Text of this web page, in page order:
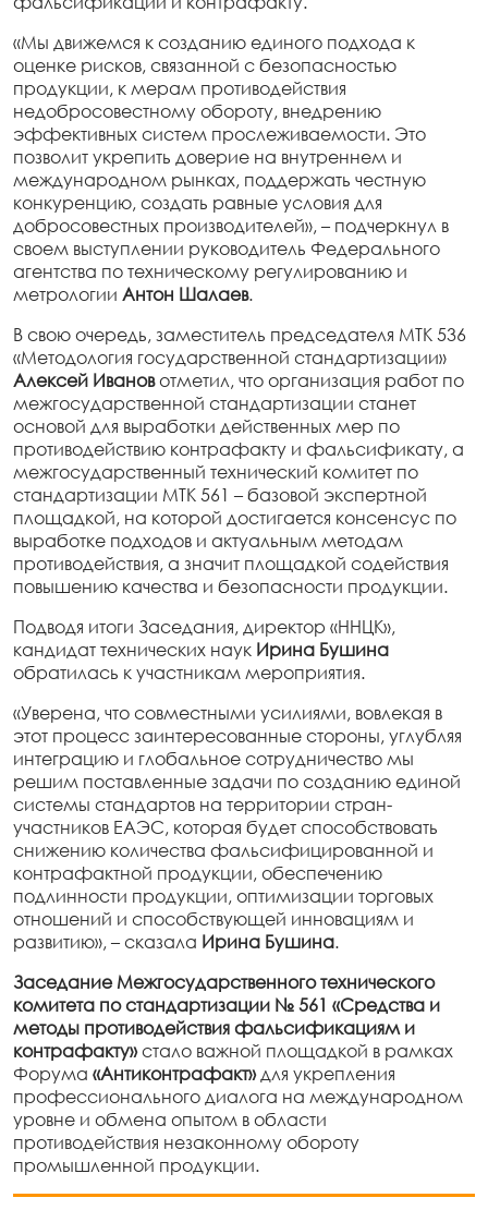
«Мы движемся к созданию единого подхода к
оценке рисков, связанной с безопасностью
продукции, к мерам противодействия
недобросовестному обороту, внедрению
эффективных систем прослеживаемости. Это
позволит укрепить доверие на внутреннем и
международном рынках, поддержать честную
конкуренцию, создать равные условия для
добросовестных производителей», – подчеркнул в
своем выступлении руководитель Федерального
агентства по техническому регулированию и
метрологии Антон Шалаев.
В свою очередь, заместитель председателя МТК 536
«Методология государственной стандартизации»
Алексей Ивановотметил, что организация работ по
межгосударственной стандартизации станет
основой для выработки действенных мер по
противодействию контрафакту и фальсификату, а
межгосударственный технический комитет по
стандартизации МТК 561 – базовой экспертной
площадкой, на которой достигается консенсус по
выработке подходов и актуальным методам
противодействия, а значит площадкой содействия
повышению качества и безопасности продукции.
Подводя итоги Заседания, директор «ННЦК»,
кандидат технических наук Ирина Бушина
обратилась к участникам мероприятия.
«Уверена, что совместными усилиями, вовлекая в
этот процесс заинтересованные стороны, углубляя
интеграцию и глобальное сотрудничество мы
решим поставленные задачи по созданию единой
системы стандартов на территории стран-
участников ЕАЭС, которая будет способствовать
снижению количества фальсифицированной и
контрафактной продукции, обеспечению
подлинности продукции, оптимизации торговых
отношений и способствующей инновациям и
развитию», – сказала Ирина Бушина.
Заседание Межгосударственного технического
комитета по стандартизации № 561 «Средства и
методы противодействия фальсификациям и
контрафакту»стало важной площадкой в рамках
Форума «Антиконтрафакт»для укрепления
профессионального диалога на международном
уровне и обмена опытом в области
противодействия незаконному обороту
промышленной продукции.